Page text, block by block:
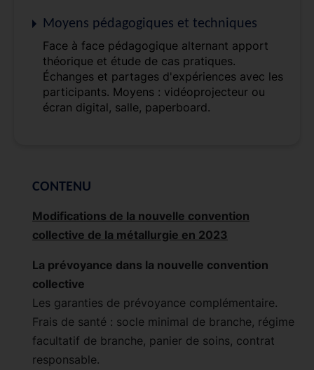
Moyens pédagogiques et techniques
Face à face pédagogique alternant apport
théorique et étude de cas pratiques.
Échanges et partages d'expériences avec les
participants. Moyens : vidéoprojecteur ou
écran digital, salle, paperboard.
CONTENU
Modifications de la nouvelle convention
collective de la métallurgie en 2023
La prévoyance dans la nouvelle convention
collective
Les garanties de prévoyance complémentaire.
Frais de santé : socle minimal de branche, régime
facultatif de branche, panier de soins, contrat
responsable.